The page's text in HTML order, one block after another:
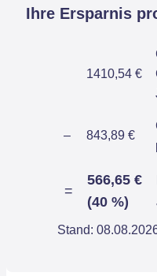
Ihre Ersparnis
1410,54 €
– 843,89 €
=
566,65 €
(40 %)
Stand: